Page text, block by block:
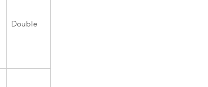
Double